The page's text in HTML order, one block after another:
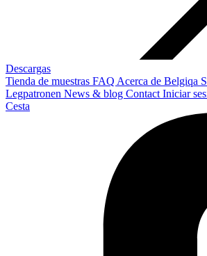
Descargas
Tienda de muestras FAQ Acerca de Belgiqa
Legpatronen News & blog Contact Iniciar
Cesta